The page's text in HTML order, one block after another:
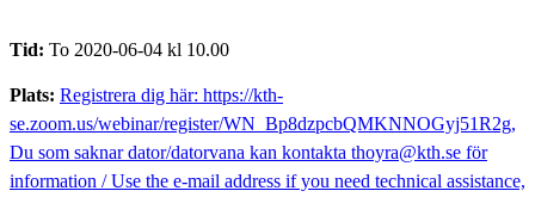
Tid: To 2020-06-04 kl 10.00
Plats: Registrera dig här: https://kth-
se.zoom.us/webinar/register/WN_Bp8dzpcbQMKNNOGyj51R2g,
Du som saknar dator/datorvana kan kontakta thoyra@kth.se för
information / Use the e-mail address if you need technical assistance,